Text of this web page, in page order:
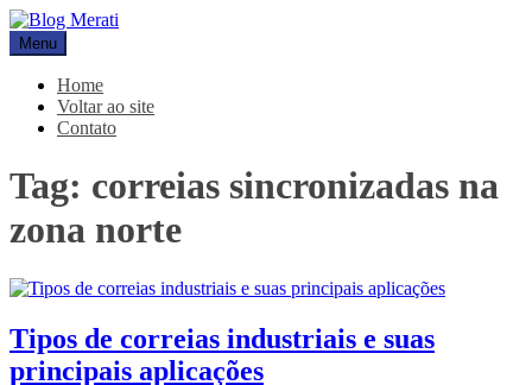
Pular
para
o
conteúdo
Blog Merati
Líder na fabricação de peças para Indústrias
Menu
Home
Voltar ao site
Contato
Tag: correias sincronizadas na
zona norte
Tipos de correias industriais e suas
principais aplicações